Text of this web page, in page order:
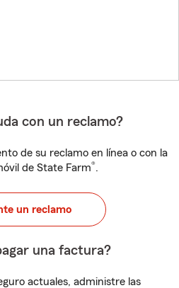
con un reclamo?
de su reclamo en línea o con la
de State Farm®.
un reclamo
una factura?
actuales, administre las